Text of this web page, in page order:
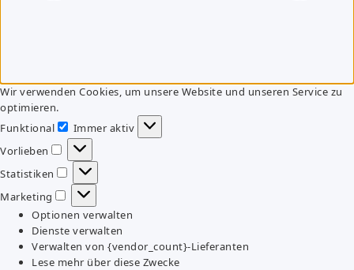
Wir verwenden Cookies, um unsere Website und unseren Service zu
optimieren.
Funktional
Funktional
Immer aktiv
Vorlieben
Vorlieben
Statistiken
Statistiken
Marketing
Marketing
Optionen verwalten
Dienste verwalten
Verwalten von {vendor_count}-Lieferanten
Lese mehr über diese Zwecke